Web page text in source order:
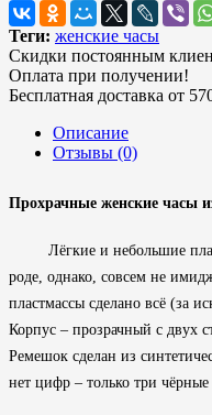
Теги: женские часы
Скидки постоянным
Оплата при получении!
Бесплатная доставка от
Описание
Отзывы (0)
Прохрачные женские часы
Лёгкие и небольшие
роде, однако, совсем не
пластмассы сделано всё (за
Корпус – прозрачный с двух
Ремешок сделан из
нет цифр – только три чёрные